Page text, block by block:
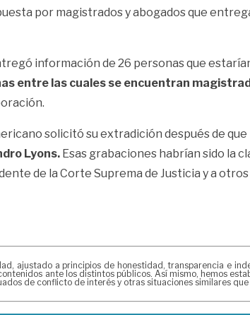
por magistrados y abogados que
información de 26 personas que
entre las cuales se encuentran
solicitó su extradición después de
Lyons. Esas grabaciones habrían sido la
de la Corte Suprema de Justicia y a
ajustado a principios de honestidad, transparencia e
ante los distintos públicos. Así mismo, hemos
de conflicto de interés y otras situaciones similares